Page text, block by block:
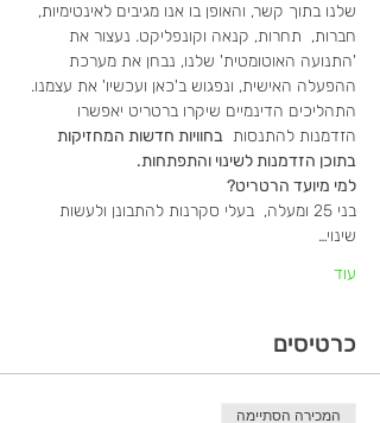
שלנו בתוך קשר, והאופן בו אנו מגיבים לאינטימיות,
חברות,  תחרות, קנאה וקונפליקט. נעצור את
'התנועה האוטומטית' שלנו, נבחן את מערכת
ההפעלה האישית, ונפגוש ב'כאן ועכשיו' את עצמנו.
התהליכים הדינמיים שיקרו ברטריט יאפשרו
הזדמנות להתנסות בחוויות חדשות המחזיקות
בתוכן הזדמנות לשינוי והתפתחות.
למי מיועד הרטריט?
בני 25 ומעלה,  בעלי סקרנות להתבונן ולעשות
שינוי…
עוד
כרטיסים
המכירה הסתיימה